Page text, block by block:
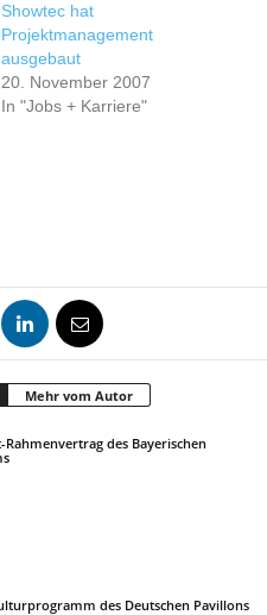
Showtec hat
Projektmanagement
ausgebaut
20. November 2007
In "Jobs + Karriere"
Mehr vom Autor
des Bayerischen
des Deutschen Pavillons